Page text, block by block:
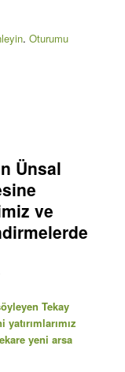
. Oturumu
Ünsal
ve
Tekay
yeni arsa